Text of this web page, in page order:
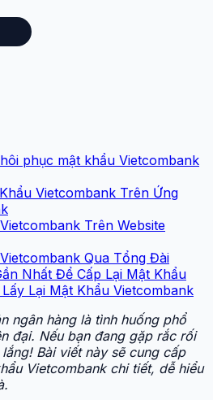
phục mật khẩu Vietcombank
Vietcombank Trên Ứng
Trên Website
Qua Tổng Đài
Nhất Để Cấp Lại Mật Khẩu
Lại Mật Khẩu Vietcombank
ngân hàng là tình huống phổ
đại. Nếu bạn đang gặp rắc rối
Bài viết này sẽ cung cấp
Vietcombank chi tiết, dễ hiểu